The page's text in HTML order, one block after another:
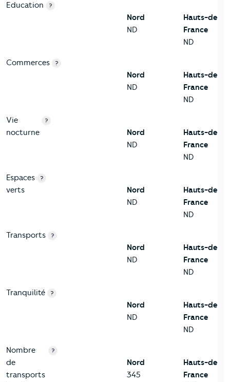
Education ?
Nord
ND
Hauts-de-
France
ND
Commerces ?
Nord
ND
Hauts-de-
France
ND
Vie
nocturne
?
Nord
ND
Hauts-de-
France
ND
Espaces
verts
?
Nord
ND
Hauts-de-
France
ND
Transports ?
Nord
ND
Hauts-de-
France
ND
Tranquilité ?
Nord
ND
Hauts-de-
France
ND
Nombre
de
transports
?
Nord
345
Hauts-de-
France